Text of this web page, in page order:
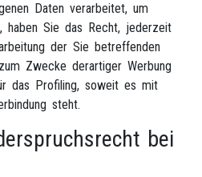
Daten verarbeitet, um
haben Sie das Recht, jederzeit
der Sie betreffenden
Zwecke derartiger Werbung
das Profiling, soweit es mit
steht.
bei